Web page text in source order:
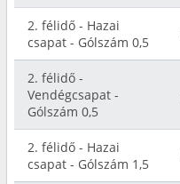
2. félidő - Hazai
csapat - Gólszám 0,5
2. félidő -
Vendégcsapat -
Gólszám 0,5
2. félidő - Hazai
csapat - Gólszám 1,5